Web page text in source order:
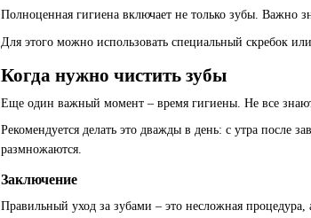
Полноценная гигиена включает не только зубы. Важно
Для этого можно использовать специальный скребок
Когда нужно чистить зубы
Еще один важный момент – время гигиены. Не все
Рекомендуется делать это дважды в день: с утра после
размножаются.
Заключение
Правильный уход за зубами – это несложная